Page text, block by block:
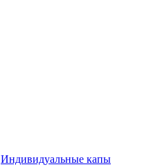
Индивидуальные капы